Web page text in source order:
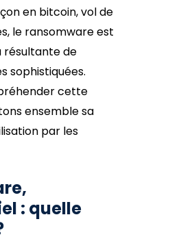
en bitcoin, vol de
le ransomware est
résultante de
sophistiquées.
cette
ensemble sa
par les
: quelle